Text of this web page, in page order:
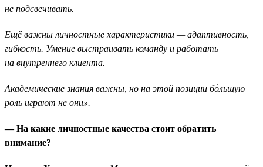
не подсвечивать.
Ещё важны личностные характеристики — адаптивность,
гибкость. Умение выстраивать команду и работать
на внутреннего клиента.
Академические знания важны, но на этой позиции бо́льшую
роль играют не они».
— На какие личностные качества стоит обратить
внимание?